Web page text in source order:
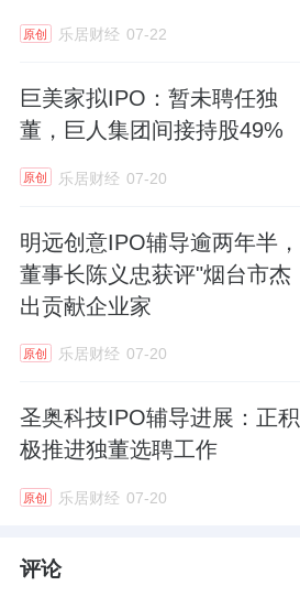
原创 乐居财经 07-22
巨美家拟IPO：暂未聘任独
董，巨人集团间接持股49%
原创 乐居财经 07-20
明远创意IPO辅导逾两年半，
董事长陈义忠获评"烟台市杰
出贡献企业家
原创 乐居财经 07-20
圣奥科技IPO辅导进展：正积
极推进独董选聘工作
原创 乐居财经 07-20
评论